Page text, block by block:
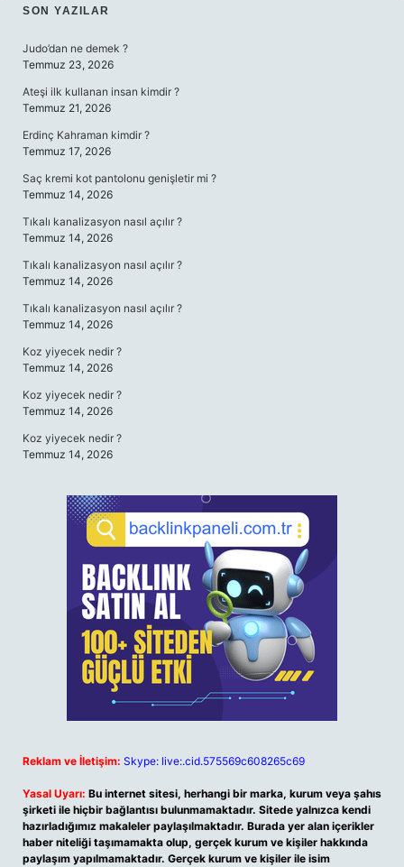
SIDEBAR
SON YAZILAR
Judo’dan ne demek ?
Temmuz 23, 2026
Ateşi ilk kullanan insan kimdir ?
Temmuz 21, 2026
Erdinç Kahraman kimdir ?
Temmuz 17, 2026
Saç kremi kot pantolonu genişletir mi ?
Temmuz 14, 2026
Tıkalı kanalizasyon nasıl açılır ?
Temmuz 14, 2026
Tıkalı kanalizasyon nasıl açılır ?
Temmuz 14, 2026
Tıkalı kanalizasyon nasıl açılır ?
Temmuz 14, 2026
Koz yiyecek nedir ?
Temmuz 14, 2026
Koz yiyecek nedir ?
Temmuz 14, 2026
Koz yiyecek nedir ?
Temmuz 14, 2026
Reklam ve İletişim: Skype: live:.cid.575569c608265c69
Yasal Uyarı: Bu internet sitesi, herhangi bir marka, kurum veya şahıs
şirketi ile hiçbir bağlantısı bulunmamaktadır. Sitede yalnızca kendi
hazırladığımız makaleler paylaşılmaktadır. Burada yer alan içerikler
haber niteliği taşımamakta olup, gerçek kurum ve kişiler hakkında
paylaşım yapılmamaktadır. Gerçek kurum ve kişiler ile isim